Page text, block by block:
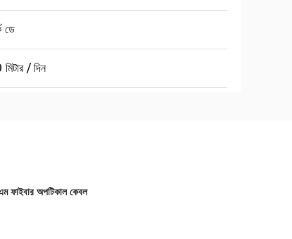
ডে
/ দিন
ফাইবার অপটিকাল কেবল